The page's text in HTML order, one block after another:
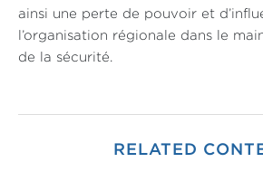
ainsi une perte de pouvoir et
l’organisation régionale dans le
de la sécurité.
RELATED